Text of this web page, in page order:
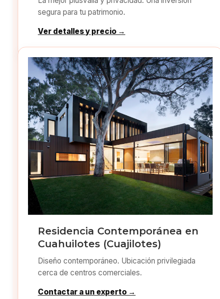
segura para tu patrimonio.
Ver detalles y precio →
Residencia Contemporánea en
Cuahuilotes (Cuajilotes)
Diseño contemporáneo. Ubicación privilegiada
cerca de centros comerciales.
Contactar a un experto →